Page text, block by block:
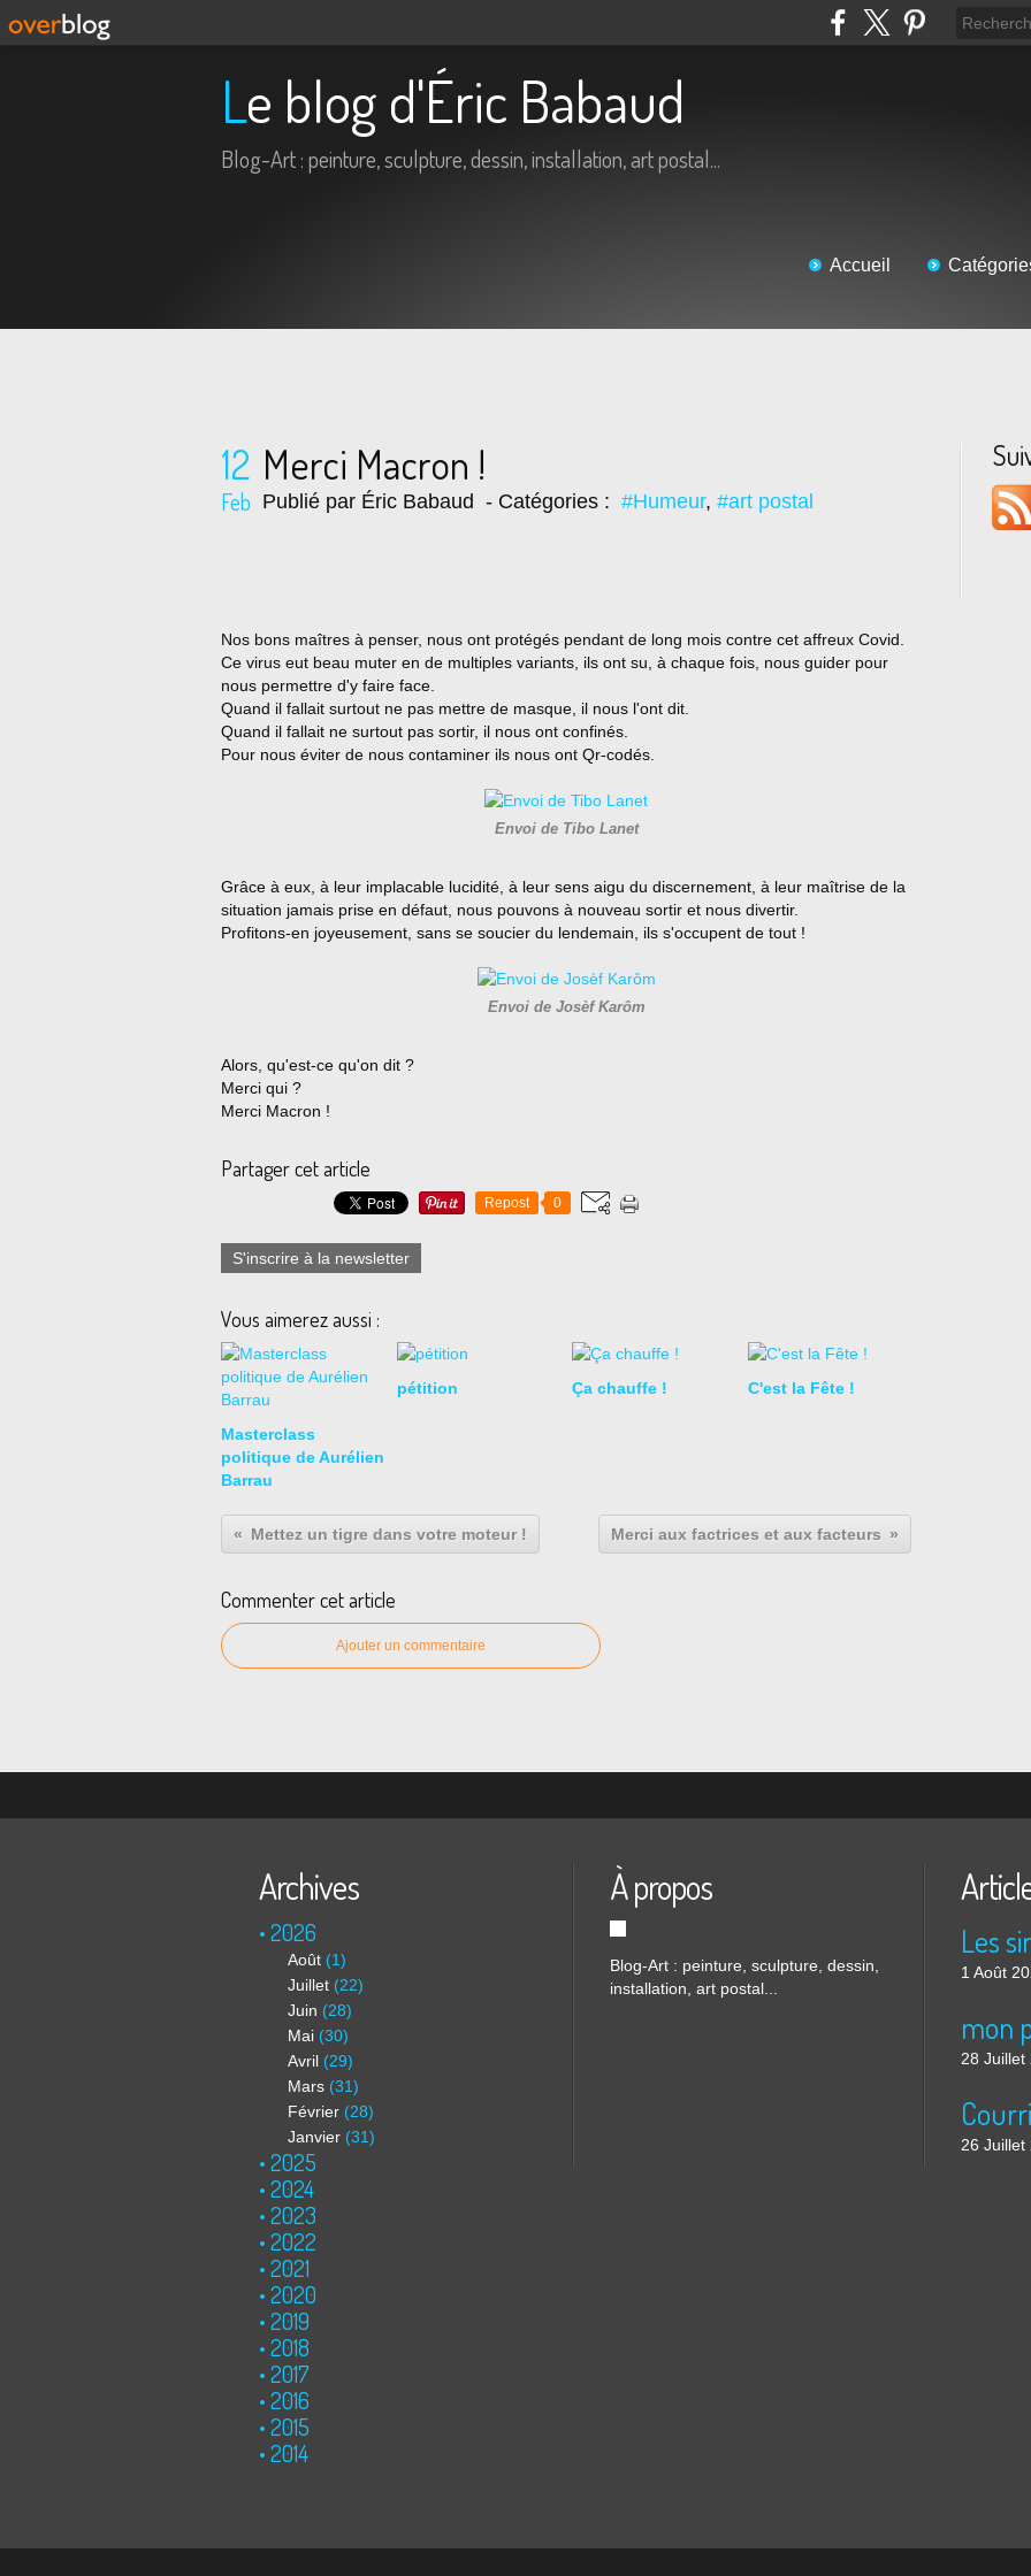
Le blog d'Éric Babaud
Blog-Art : peinture, sculpture, dessin, installation, art postal...
Accueil
12
Feb
Merci Macron !
Publié par Éric Babaud - Catégories : #Humeur, #art postal
Nos bons maîtres à penser, nous ont protégés pendant de long mois contre cet affreux Covid.
Ce virus eut beau muter en de multiples variants, ils ont su, à chaque fois, nous guider pour
nous permettre d'y faire face.
Quand il fallait surtout ne pas mettre de masque, il nous l'ont dit.
Quand il fallait ne surtout pas sortir, il nous ont confinés.
Pour nous éviter de nous contaminer ils nous ont Qr-codés.
Envoi de Tibo Lanet
Grâce à eux, à leur implacable lucidité, à leur sens aigu du discernement, à leur maîtrise de la
situation jamais prise en défaut, nous pouvons à nouveau sortir et nous divertir.
Profitons-en joyeusement, sans se soucier du lendemain, ils s'occupent de tout !
Envoi de Josèf Karôm
Alors, qu'est-ce qu'on dit ?
Merci qui ?
Merci Macron !
Partager cet article
Repost 0
S'inscrire à la newsletter
Vous aimerez aussi :
Masterclass
politique de Aurélien
Barrau
pétition Ça chauffe ! C'est la Fête !
Mettez un tigre dans votre moteur ! Merci aux factrices et aux facteurs
Commenter cet article
Ajouter un commentaire
Archives
2026
Août (1)
Juillet (22)
Juin (28)
Mai (30)
Avril (29)
Mars (31)
Février (28)
Janvier (31)
2025
2024
2023
2022
2021
2020
2019
2018
2017
2016
2015
2014
À propos
Blog-Art : peinture, sculpture, dessin,
installation, art postal...
1 Août
mon
28 Juillet
26 Juillet